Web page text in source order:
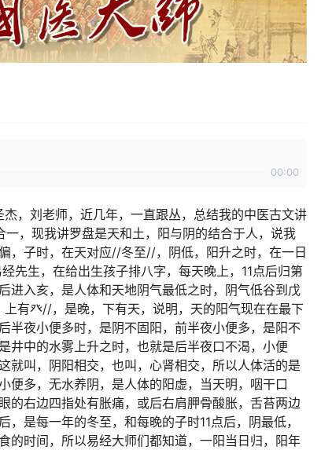
00:00
，刘老师，近几年，一直跟丛，总结我的中医古文讲
，现我讲罗盘是天和土，阳与阴的结合于人，说我
，子时，在天对应//冬至//，阴低，阳升之时，在一日
先生，在给出生孩子排八字，每天晚上，11点后归第
进入亥，是人体和天地阴气最低之时，阴气低谷到戊
有癶//，是晚，下有天，说明，天的阳气现在在最下
半夜小便多时，是阴不固阳，前半夜小便多，是阳不
井中的水雾上升之时，也就是后半夜口不渴，小便
就叫，阴阳相交，也叫，心肾相交，所以人体活的是
便多，无水养阴，是人体的阳虚，当天明，咽干口
的右边四指处有胀痛，或后右肩胛骨酸胀，舌苔两边
是每一年的冬至，和每晚的子时11点后，阴最低，
的时间，所以易经大师们都知道，一阳当日归，阳年